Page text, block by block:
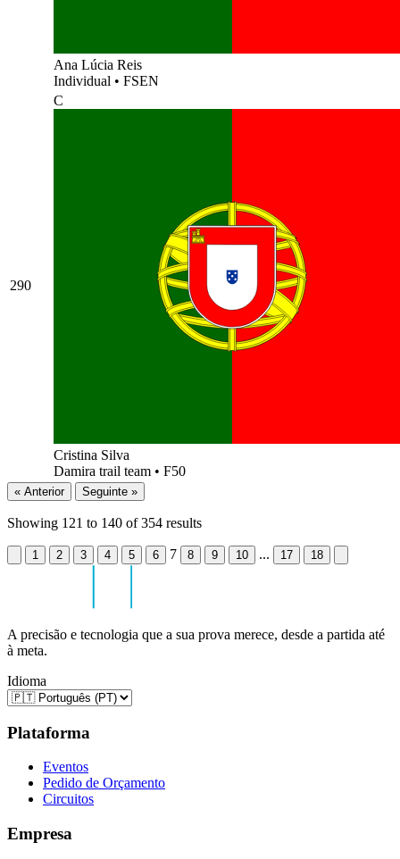
Ana Lúcia Reis
Individual • FSEN
290
C
Cristina Silva
Damira trail team • F50
« Anterior Seguinte »
Showing 121 to 140 of 354 results
1 2 3 4 5 6 7 8 9 10 ... 17 18
A precisão e tecnologia que a sua prova merece, desde a partida até
à meta.
Idioma
Plataforma
Eventos
Pedido de Orçamento
Circuitos
Empresa